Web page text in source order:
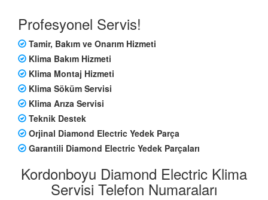
Profesyonel Servis!
Tamir, Bakım ve Onarım Hizmeti
Klima Bakım Hizmeti
Klima Montaj Hizmeti
Klima Söküm Servisi
Klima Arıza Servisi
Teknik Destek
Orjinal Diamond Electric Yedek Parça
Garantili Diamond Electric Yedek Parçaları
Kordonboyu Diamond Electric Klima
Servisi Telefon Numaraları